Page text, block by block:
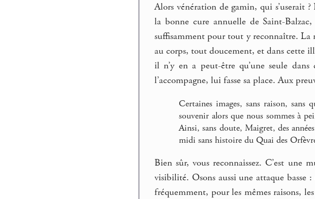
Alors vénération de gamin, qui s’userait
la bonne cure annuelle de Saint-
suffisamment pour tout y reconnaître. La
au corps, tout doucement, et dans cette
il n’y en a peut-être qu’une seule
l’accompagne, lui fasse sa place. Aux
Certaines images, sans raison,
souvenir alors que nous sommes à
Ainsi, sans doute, Maigret, des
midi sans histoire du Quai des
Bien sûr, vous reconnaissez. C’est une
visibilité. Osons aussi une attaque basse
fréquemment, pour les mêmes raisons,